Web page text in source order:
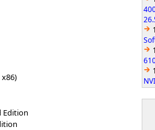
Edition